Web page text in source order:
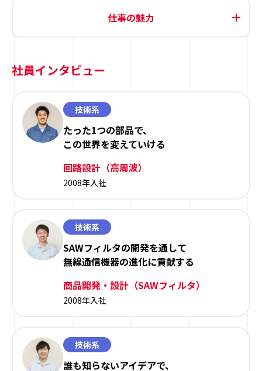
仕事の魅力
社員インタビュー
技術系
たった1つの部品で、
この世界を変えていける
回路設計（高周波）
2008年入社
技術系
SAWフィルタの開発を通して
無線通信機器の進化に貢献する
商品開発・設計（SAWフィルタ）
2008年入社
技術系
誰も知らないアイデアで、